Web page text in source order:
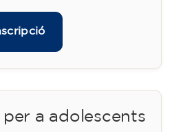
a adolescents